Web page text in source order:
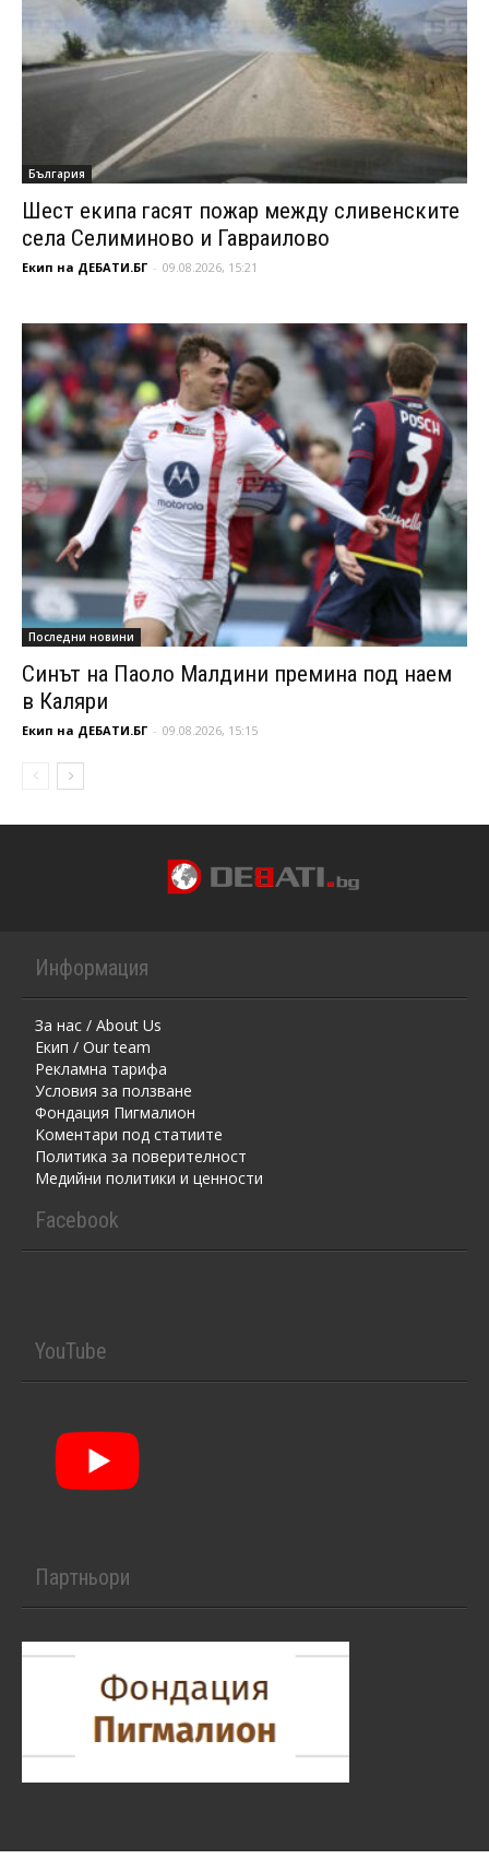
България
Шест екипа гасят пожар между сливенските
села Селиминово и Гавраилово
Екип на ДЕБАТИ.БГ - 09.08.2026, 15:21
Последни новини
Синът на Паоло Малдини премина под наем
в Каляри
Екип на ДЕБАТИ.БГ - 09.08.2026, 15:15
Информация
За нас / About Us
Екип / Our team
Рекламна тарифа
Условия за ползване
Фондация Пигмалион
Kоментaри под статиите
Политика за поверителност
Медийни политики и ценности
Facebook
YouTube
Партньори